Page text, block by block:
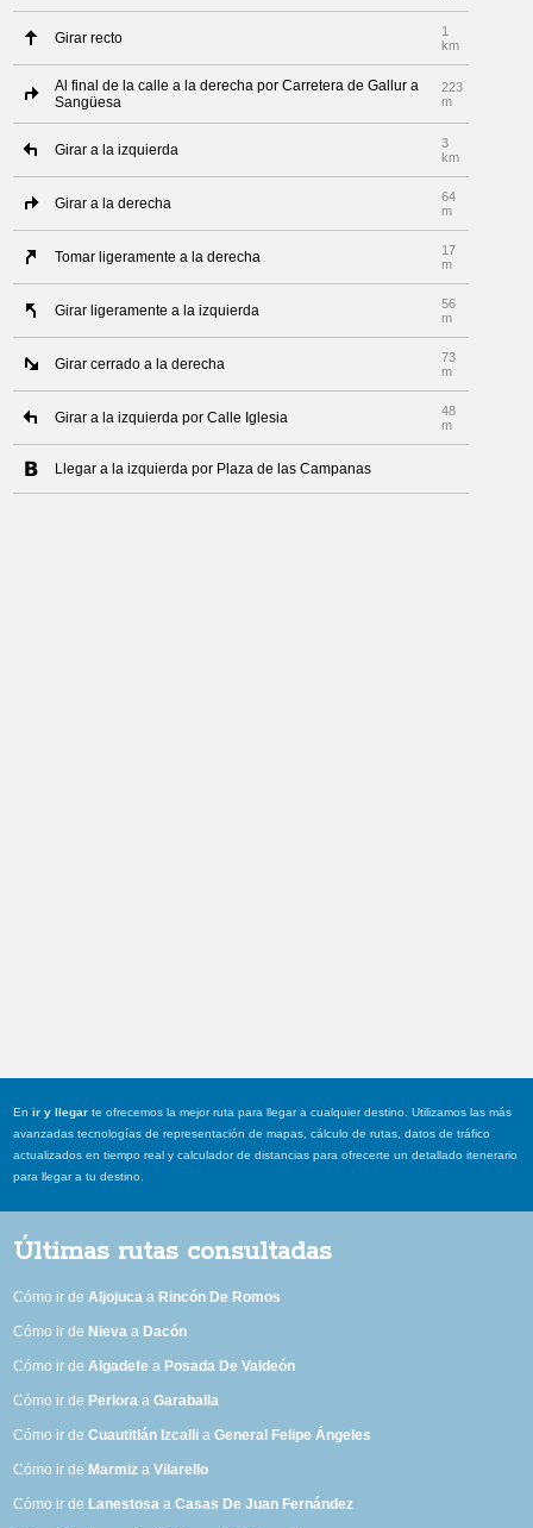
Girar recto
1
km
Al final de la calle a la derecha por Carretera de Gallur a
Sangüesa
223
m
Girar a la izquierda
3
km
Girar a la derecha
64
m
Tomar ligeramente a la derecha
17
m
Girar ligeramente a la izquierda
56
m
Girar cerrado a la derecha
73
m
Girar a la izquierda por Calle Iglesia
48
m
Llegar a la izquierda por Plaza de las Campanas
Enir y llegar te ofrecemos la mejor ruta para llegar a cualquier destino. Utilizamos las más
avanzadas tecnologías de representación de mapas, cálculo de rutas, datos de tráfico
actualizados en tiempo real y calculador de distancias para ofrecerte un detallado itenerario
para llegar a tu destino.
Últimas rutas consultadas
Cómo ir deAljojuca a Rincón De Romos
Cómo ir de Nieva a Dacón
Cómo ir deAlgadefe a Posada De Valdeón
Cómo ir de Perlora aGaraballa
Cómo ir deCuautitlán Izcalli aGeneral Felipe Ángeles
Cómo ir de Marmiz aVilarello
Cómo ir de Lanestosa aCasas De Juan Fernández